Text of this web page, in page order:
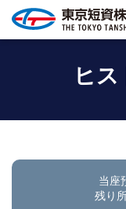
ヒ
当座
残り